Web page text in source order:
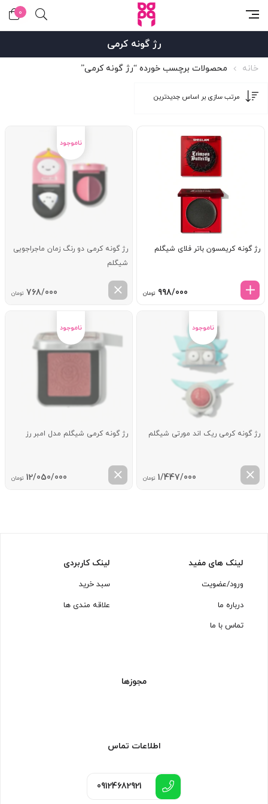
0
رژ گونه کرمی
خانه محصولات برچسب خورده “رژ گونه کرمی”
رژ گونه کریمسون باتر فلای شیگلم
998/000 تومان
رژ گونه کرمی دو رنگ زمان ماجراجویی
شیگلم
768/000 تومان
رژ گونه کرمی ریک اند مورتی شیگلم
1/447/000 تومان
رژ گونه کرمی شیگلم مدل امبر رز
12/050/000 تومان
لینک های مفید
ورود/عضویت
درباره ما
تماس با ما
لینک کاربردی
سبد خرید
علاقه مندی ها
مجوزها
اطلاعات تماس
09124682921